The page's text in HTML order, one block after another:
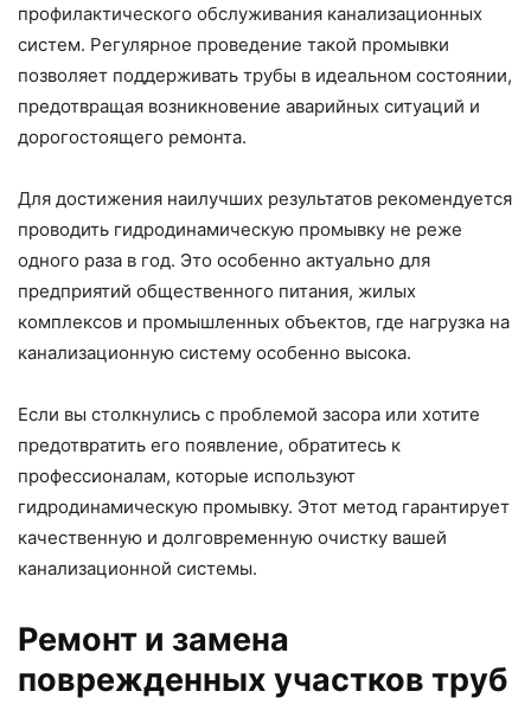
профилактического обслуживания канализационных
систем. Регулярное проведение такой промывки
позволяет поддерживать трубы в идеальном состоянии,
предотвращая возникновение аварийных ситуаций и
дорогостоящего ремонта.
Для достижения наилучших результатов рекомендуется
проводить гидродинамическую промывку не реже
одного раза в год. Это особенно актуально для
предприятий общественного питания, жилых
комплексов и промышленных объектов, где нагрузка на
канализационную систему особенно высока.
Если вы столкнулись с проблемой засора или хотите
предотвратить его появление, обратитесь к
профессионалам, которые используют
гидродинамическую промывку. Этот метод гарантирует
качественную и долговременную очистку вашей
канализационной системы.
Ремонт и замена
поврежденных участков труб